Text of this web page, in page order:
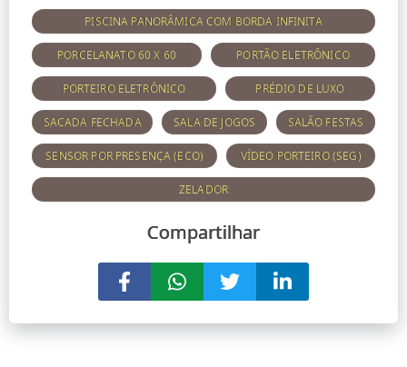
PISCINA PANORÂMICA COM BORDA INFINITA
PORCELANATO 60 X 60 PORTÃO ELETRÔNICO
PORTEIRO ELETRÔNICO PRÉDIO DE LUXO
SACADA FECHADA SALA DE JOGOS SALÃO FESTAS
SENSOR POR PRESENÇA (ECO) VÍDEO PORTEIRO (SEG)
ZELADOR
Compartilhar